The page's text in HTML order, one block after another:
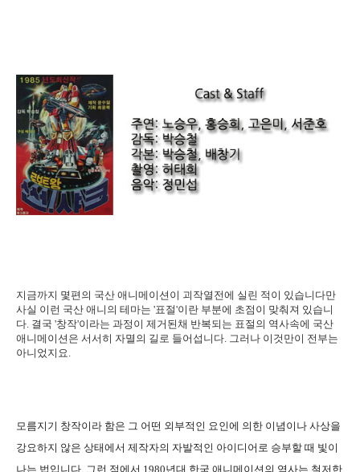
지금까지 몇편의 국산 애니메이션이 괴작열전에 실린 적이 있습니다만
사실 이런 국산 애니의 테마는 '표절'이란 부분에 초점이 맞춰져 있습니
다. 결국 '창작'이라는 과정이 제거된채 반복되는 표절의 역사속에 국산
애니메이션은 서서히 자멸의 길로 들어섭니다. 그러나 이것만이 전부는
아니었지요.
모름지기 창작이라 함은 그 어떤 외부적인 요인에 의한 이념이나 사상을
강요하지 않은 상태에서 제작자의 자발적인 아이디어로 승부할 때 빛이
나는 법입니다. 그런 점에서 1980년대 한국 애니메이션의 역사는 철저한